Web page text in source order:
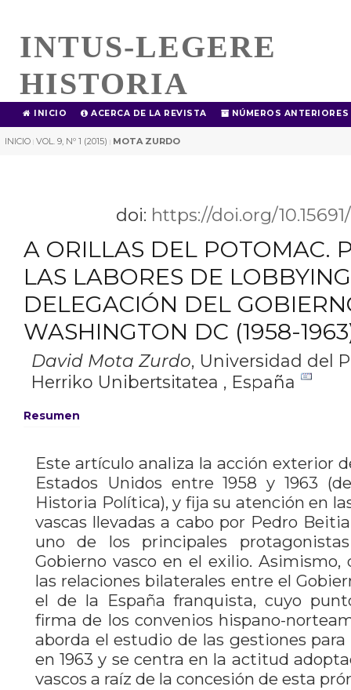
INTUS-LEGERE
HISTORIA
INICIO ACERCA DE LA REVISTA NÚMEROS ANTERIORES
INICIO | VOL. 9, Nº 1 (2015) | MOTA ZURDO
doi: https://doi.org/
A ORILLAS DEL POTOMAC.
LAS LABORES DE
DELEGACIÓN DEL
WASHINGTON DC (1958-
David Mota Zurdo, Universidad del
Herriko Unibertsitatea , España
Resumen
Este artículo analiza la acción exterior
Estados Unidos entre 1958 y 1963
Historia Política), y fija su atención en
vascas llevadas a cabo por Pedro
uno de los principales
Gobierno vasco en el exilio.
las relaciones bilaterales entre el
el de la España franquista, cuyo
firma de los convenios hispano-
aborda el estudio de las gestiones
en 1963 y se centra en la actitud
vascos a raíz de la concesión de esta